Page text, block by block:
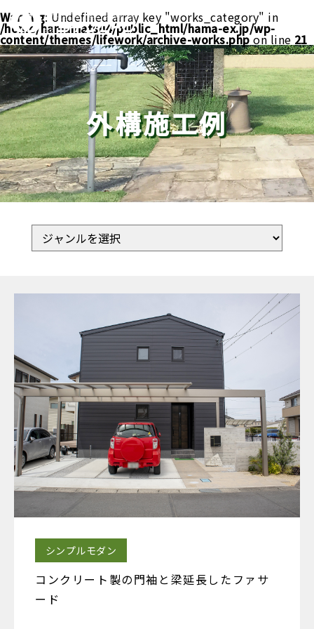
Warning: Undefined array key "works_category" in
/home/hamamatsu4/public_html/hama-ex.jp/wp-
content/themes/lifework/archive-works.phpon line 21
外構施工例
シンプルモダン
コンクリート製の門袖と梁延長したファサ
ード